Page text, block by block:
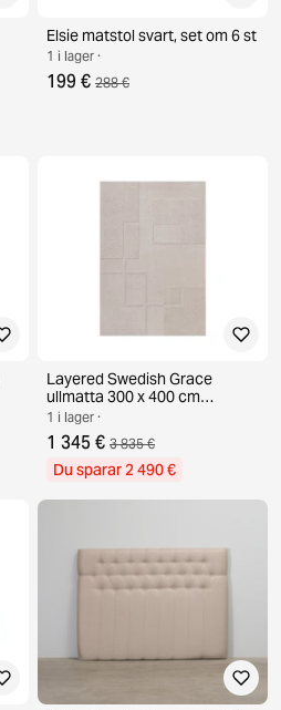
Elsie matstol svart, set om 6 st
1 i lager ·
199 € 288 €
Layered Swedish Grace
ullmatta 300 x 400 cm
Oatmeal
1 i lager ·
1 345 € 3 835 €
Du sparar 2 490 €